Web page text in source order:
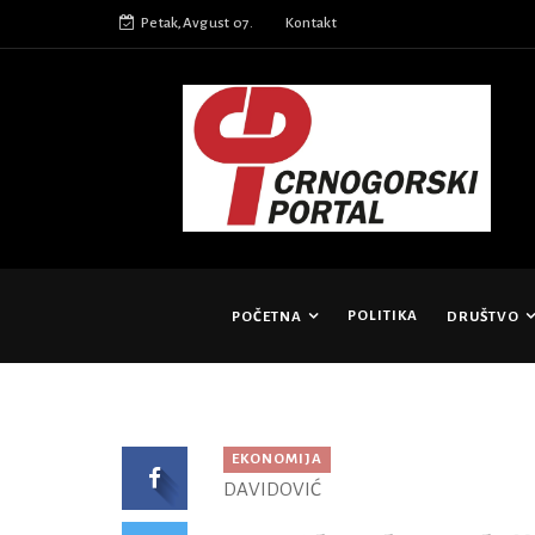
Petak,Avgust 07. Kontakt
POČETNA POLITIKA DRUŠTVO
EKONOMIJA
DAVIDOVIĆ